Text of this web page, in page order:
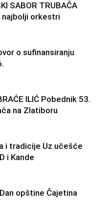
SABOR TRUBAČA
najbolji orkestri
o sufinansiranju
ILIĆ Pobednik 53.
na Zlatiboru
i tradicije Uz učešće
i Kande
opštine Čajetina